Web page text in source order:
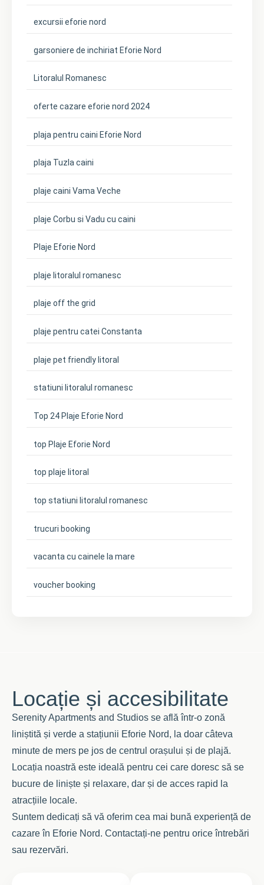
excursii eforie nord
garsoniere de inchiriat Eforie Nord
Litoralul Romanesc
oferte cazare eforie nord 2024
plaja pentru caini Eforie Nord
plaja Tuzla caini
plaje caini Vama Veche
plaje Corbu si Vadu cu caini
Plaje Eforie Nord
plaje litoralul romanesc
plaje off the grid
plaje pentru catei Constanta
plaje pet friendly litoral
statiuni litoralul romanesc
Top 24 Plaje Eforie Nord
top Plaje Eforie Nord
top plaje litoral
top statiuni litoralul romanesc
trucuri booking
vacanta cu cainele la mare
voucher booking
Locație și accesibilitate
Serenity Apartments and Studios se află într-o zonă
liniștită și verde a stațiunii Eforie Nord, la doar câteva
minute de mers pe jos de centrul orașului și de plajă.
Locația noastră este ideală pentru cei care doresc să se
bucure de liniște și relaxare, dar și de acces rapid la
atracțiile locale.
Suntem dedicați să vă oferim cea mai bună experiență de
cazare în Eforie Nord. Contactați-ne pentru orice întrebări
sau rezervări.